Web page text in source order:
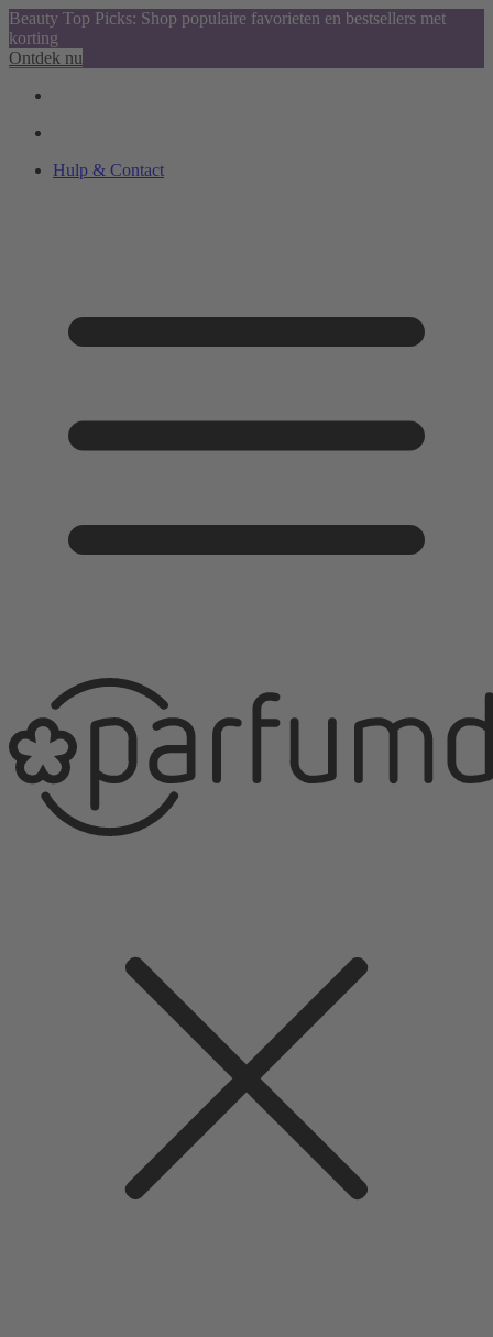
Beauty Top Picks: Shop populaire favorieten en bestsellers met
korting
Ontdek nu
Hulp & Contact